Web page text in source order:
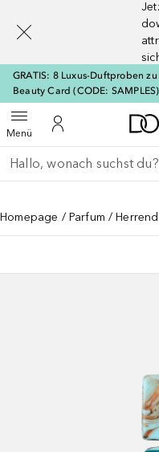
GRATIS: 8 Luxus-Duftproben
Beauty Card (CODE: SAMPLES)
MenüMenü öffnenZu Meinem
Gehe zurück
Suche ausführen
Homepage Parfum